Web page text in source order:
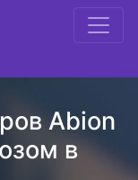
Abion
в